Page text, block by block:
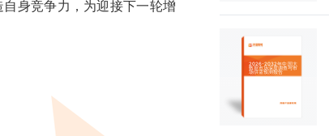
身竞争力，为迎接下一轮增